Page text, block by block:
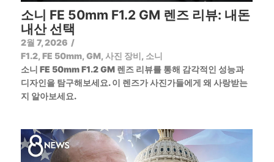
소니 FE 50mm F1.2 GM 렌즈 리뷰: 내돈
내산 선택
2월 7, 2026 /
F1.2, FE 50mm, GM, 사진 장비, 소니
소니 FE 50mm F1.2 GM 렌즈 리뷰를 통해 감각적인 성능과
디자인을 탐구해보세요. 이 렌즈가 사진가들에게 왜 사랑받는
지 알아보세요.